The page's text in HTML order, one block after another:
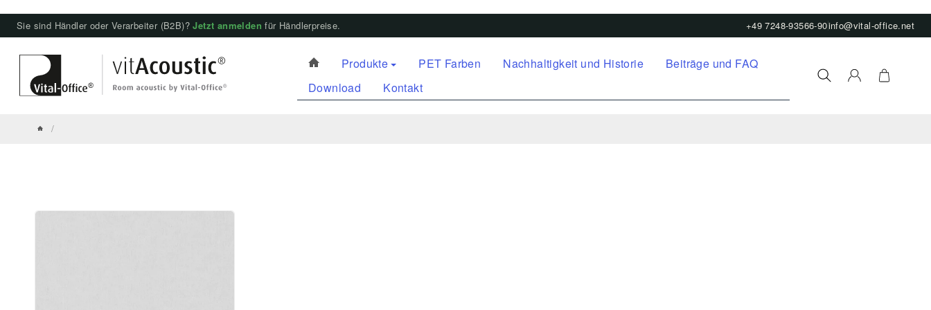
Sie sind Händler oder Verarbeiter (B2B)?Jetzt anmelden für Händlerpreise. +49 7248-93566-90info@vital-office.net
Produkte PET Farben Nachhaltigkeit und Historie
Beiträge und FAQ
Download
Kontakt
/